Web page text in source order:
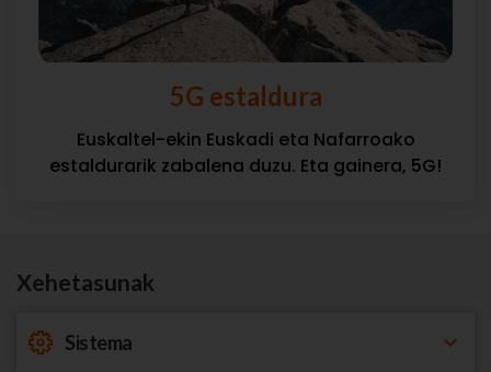
5G estaldura
Euskaltel-ekin Euskadi eta Nafarroako
estaldurarik zabalena duzu. Eta gainera, 5G!
Xehetasunak
Sistema